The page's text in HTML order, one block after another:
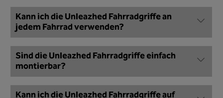
Kann ich die Unleazhed Fahrradgriffe an
jedem Fahrrad verwenden?
Sind die Unleazhed Fahrradgriffe einfach
montierbar?